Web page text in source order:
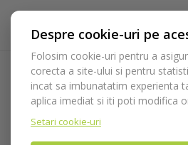
Despre cookie-uri pe
Folosim cookie-uri pentru a
corecta a site-ului si pentru
incat sa imbunatatim experienta
aplica imediat si iti poti modifica
Setari cookie-uri
Acasa Echipamente Piese de
rapide
Turbine cu cuple TK-94 L